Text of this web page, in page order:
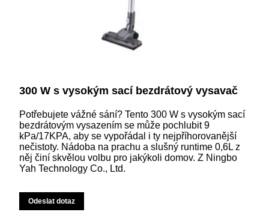
300 W s vysokým sací bezdrátový vysavač
Potřebujete vážné sání? Tento 300 W s vysokým sací
bezdrátovým vysazením se může pochlubit 9
kPa/17KPA, aby se vypořádal i ty nejpříhorovanější
nečistoty. Nádoba na prachu a slušný runtime 0,6L z
něj činí skvělou volbu pro jakýkoli domov. Z Ningbo
Yah Technology Co., Ltd.
Odeslat dotaz